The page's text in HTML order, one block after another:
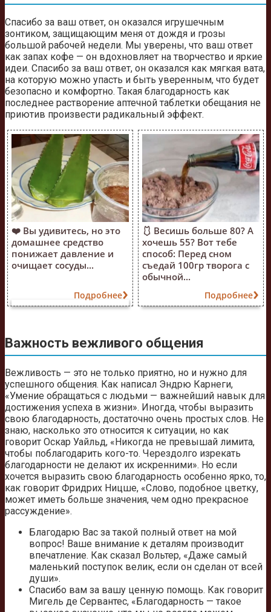
Спасибо за ваш ответ, он оказался игрушечным
зонтиком, защищающим меня от дождя и грозы
большой рабочей недели. Мы уверены, что ваш ответ
как запах кофе — он вдохновляет на творчество и яркие
идеи. Спасибо за ваш ответ, он оказался как мягкая вата,
на которую можно упасть и быть уверенным, что будет
безопасно и комфортно. Такая благодарность как
последнее растворение аптечной таблетки обещания не
приютив произвести радикальный эффект.
❤️ Вы удивитесь, но это
домашнее средство
понижает давление и
очищает сосуды...
Подробнее
🩱 Весишь больше 80? А
хочешь 55? Вот тебе
способ: Перед сном
съедай 100гр творога с
обычной...
Подробнее
Важность вежливого общения
Вежливость — это не только приятно, но и нужно для
успешного общения. Как написал Эндрю Карнеги,
«Умение обращаться с людьми — важнейший навык для
достижения успеха в жизни». Иногда, чтобы выразить
свою благодарность, достаточно очень простых слов. Не
знаю, насколько это относится к ситуации, но как
говорит Оскар Уайльд, «Никогда не превышай лимита,
чтобы поблагодарить кого-то. Черездолго изрекать
благодарности не делают их искренними». Но если
хочется выразить свою благодарность особенно ярко, то,
как говорит Фридрих Ницше, «Слово, подобное цветку,
может иметь больше значения, чем одно прекрасное
рассуждение».
Благодарю Вас за такой полный ответ на мой
вопрос! Ваше внимание к деталям производит
впечатление. Как сказал Вольтер, «Даже самый
маленький поступок велик, если он сделан от всей
души».
Спасибо вам за вашу ценную помощь. Как говорит
Мигель де Сервантес, «Благодарность — такое